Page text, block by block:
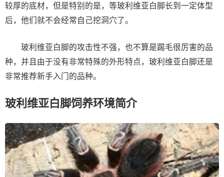
较厚的底材，但是特别的是，等玻利维亚白脚长到一定体型
后，他们就不会经常自己挖洞穴了。
玻利维亚白脚的攻击性不强，也不算是踢毛很厉害的品
种，并且由于没有非常特殊的外形特点，玻利维亚白脚还是
非常推荐新手入门的品种。
玻利维亚白脚饲养环境简介